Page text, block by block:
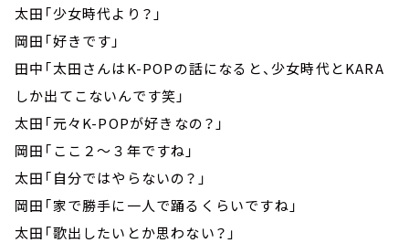
太田「少女時代より？」
岡田「好きです」
田中「太田さんはK-POPの話になると、少女時代とKARA
しか出てこないんです笑」
太田「元々K-POPが好きなの？」
岡田「ここ２～３年ですね」
太田「自分ではやらないの？」
岡田「家で勝手に一人で踊るくらいですね」
太田「歌出したいとか思わない？」